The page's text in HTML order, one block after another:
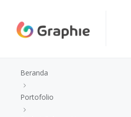
Beranda
Portofolio